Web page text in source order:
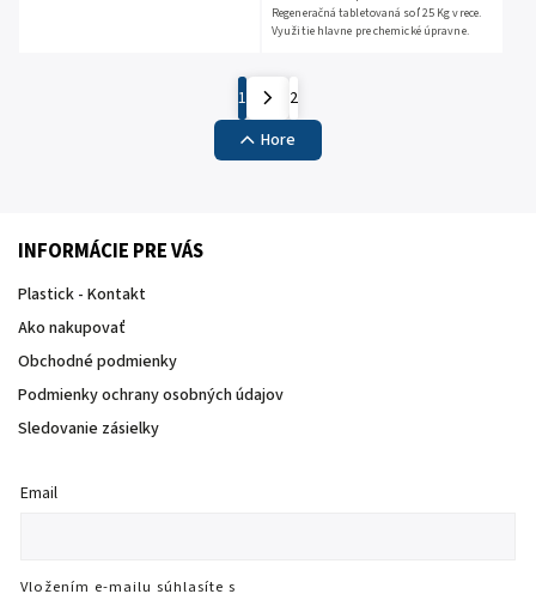
Regeneračná tabletovaná soľ 25 Kg vrece.
Využitie hlavne pre chemické úpravne.
1
2
Hore
INFORMÁCIE PRE VÁS
Plastick - Kontakt
Ako nakupovať
Obchodné podmienky
Podmienky ochrany osobných údajov
Sledovanie zásielky
Email
Vložením e-mailu súhlasíte s